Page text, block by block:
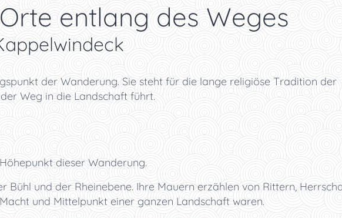
entlang des Weges
der Wanderung. Sie steht für die lange religiöse Tradition der
Weg in die Landschaft führt.
dieser Wanderung.
Bühl und der Rheinebene. Ihre Mauern erzählen von Rittern,
und Mittelpunkt einer ganzen Landschaft waren.